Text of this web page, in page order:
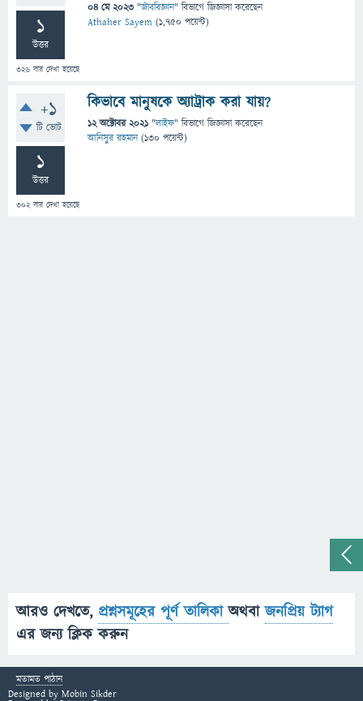
1
উত্তর
326 বার দেখা হয়েছে
04 মে 2023 "জীববিজ্ঞান" বিভাগে জিজ্ঞাসাকরেছেন
Athaher Sayem (1,750 পয়েন্ট)
+1
টি ভোট
1
উত্তর
302বার দেখা হয়েছে
কিভাবে মানুষকে অ্যাট্রাক করা যায়?
12 অক্টোবর 2021 "লাইফ" বিভাগে জিজ্ঞাসাকরেছেন
আনিসুর রহমান (130 পয়েন্ট)
আরও দেখতে, প্রশ্নসমূহের পূর্ণ তালিকাঅথবাজনপ্রিয় ট্যাগ
এর জন্য ক্লিক করুন
মতামত পাঠান
Designed by Mobin Sikder